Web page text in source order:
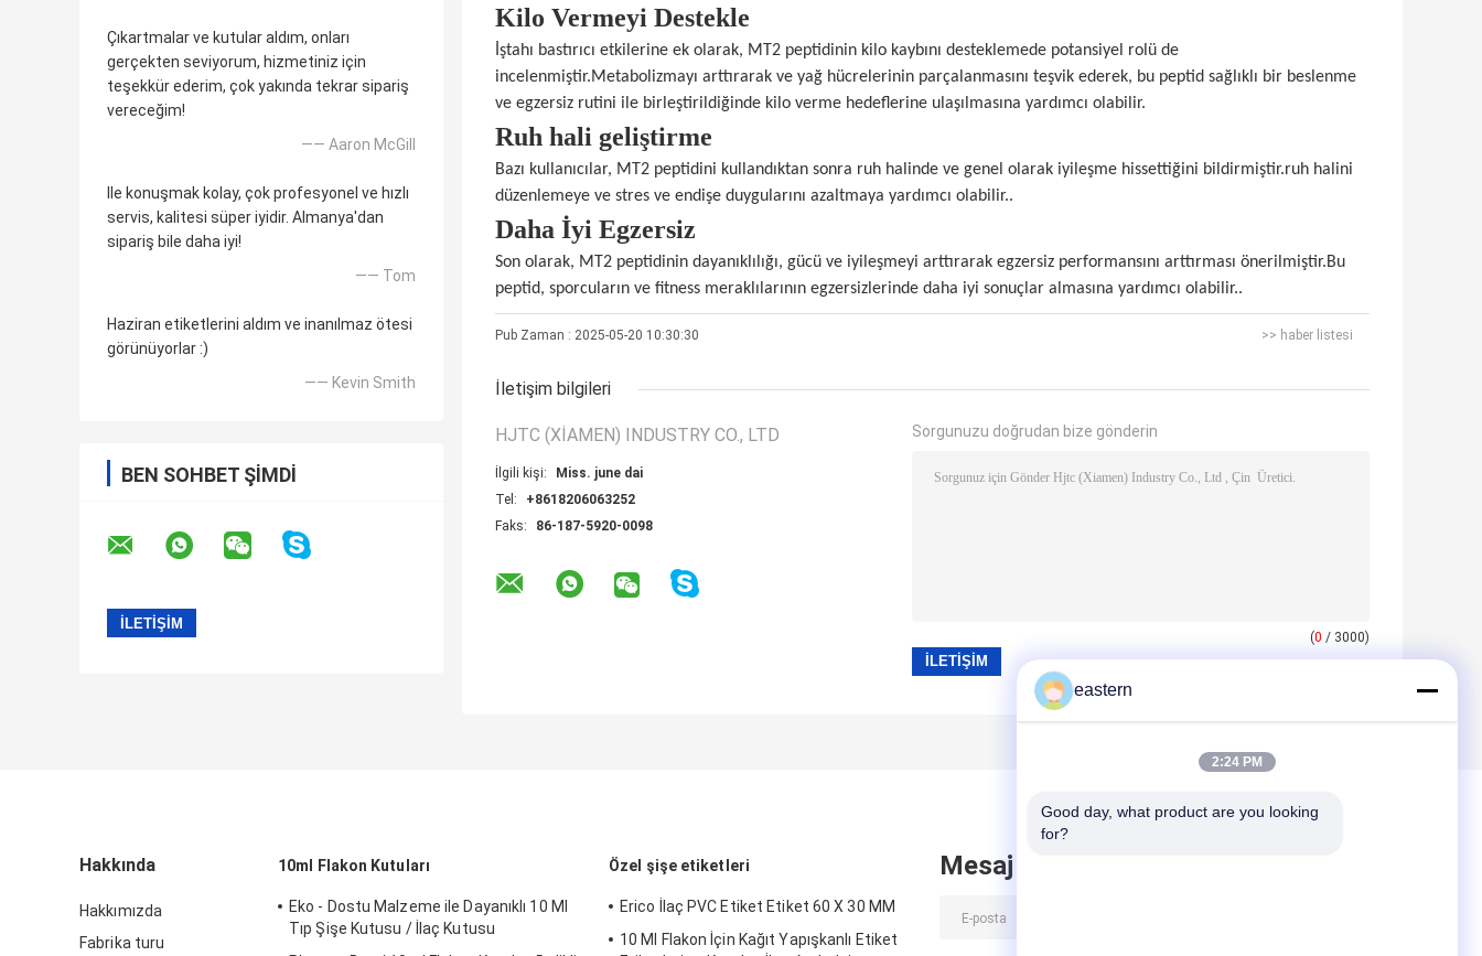
Çıkartmalar ve kutular aldım, onları
gerçekten seviyorum, hizmetiniz için
teşekkür ederim, çok yakında tekrar sipariş
vereceğim!
—— Aaron McGill
Ile konuşmak kolay, çok profesyonel ve hızlı
servis, kalitesi süper iyidir. Almanya'dan
sipariş bile daha iyi!
—— Tom
Haziran etiketlerini aldım ve inanılmaz ötesi
görünüyorlar :)
—— Kevin Smith
BEN SOHBET ŞIMDI
Kilo Vermeyi Destekle
İştahı bastırıcı etkilerine ek olarak, MT2 peptidinin kilo kaybını desteklemede potansiyel rolü de
incelenmiştir.Metabolizmayı arttırarak ve yağ hücrelerinin parçalanmasını teşvik ederek, bu peptid sağlıklı bir beslenme
ve egzersiz rutini ile birleştirildiğinde kilo verme hedeflerine ulaşılmasına yardımcı olabilir.
Ruh hali geliştirme
Bazı kullanıcılar, MT2 peptidini kullandıktan sonra ruh halinde ve genel olarak iyileşme hissettiğini bildirmiştir.ruh halini
düzenlemeye ve stres ve endişe duygularını azaltmaya yardımcı olabilir..
Daha İyi Egzersiz
Son olarak, MT2 peptidinin dayanıklılığı, gücü ve iyileşmeyi arttırarak egzersiz performansını arttırması önerilmiştir.Bu
peptid, sporcuların ve fitness meraklılarının egzersizlerinde daha iyi sonuçlar almasına yardımcı olabilir..
Pub Zaman : 2025-05-20 10:30:30 >> haber listesi
İletişim bilgileri
HJTC (XIAMEN) INDUSTRY CO., LTD
İlgili kişi:
Miss. june dai
Tel:
+8618206063252
Faks:
86-187-5920-0098
Sorgunuzu doğrudan bize gönderin
(0 / 3000)
Hakkında
Hakkımızda
Fabrika turu
10ml Flakon Kutuları
Eko - Dostu Malzeme ile Dayanıklı 10 Ml
Tıp Şişe Kutusu / İlaç Kutusu
Özel şişe etiketleri
Erico İlaç PVC Etiket Etiket 60 X 30 MM
10 Ml Flakon İçin Kağıt Yapışkanlı Etiket
Mesaj bırak
eastern
2:24 PM
Good day, what product are you looking
for?